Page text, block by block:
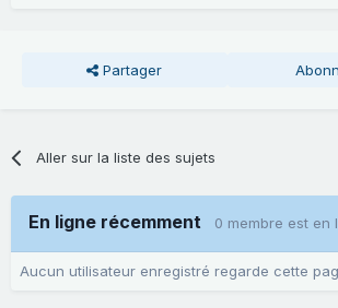
Partager
Aller sur la liste des sujets
En ligne récemment 0 membre est en
Aucun utilisateur enregistré regarde cette